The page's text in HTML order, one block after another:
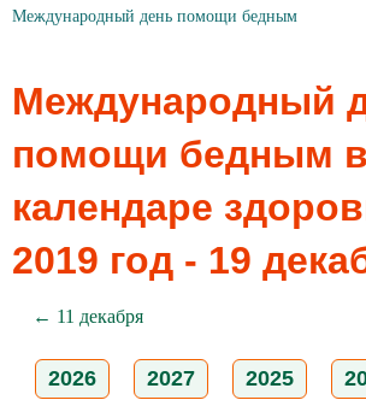
Международный день помощи бедным
Международный
помощи бедным в
календаре
2019 год - 19
← 11 декабря
2026 2027 2025